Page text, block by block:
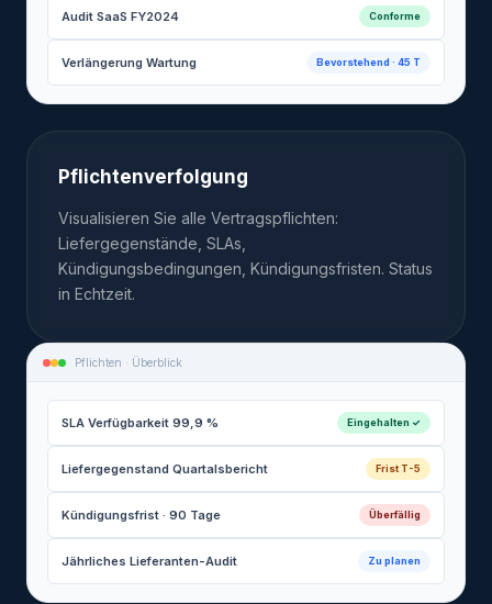
Audit SaaS FY2024 Conforme
Verlängerung Wartung Bevorstehend · 45 T
Pflichtenverfolgung
Visualisieren Sie alle Vertragspflichten:
Liefergegenstände, SLAs,
Kündigungsbedingungen, Kündigungsfristen. Status
in Echtzeit.
Pflichten · Überblick
SLA Verfügbarkeit 99,9 % Eingehalten ✓
Liefergegenstand Quartalsbericht Frist T-5
Kündigungsfrist · 90 Tage Überfällig
Jährliches Lieferanten-Audit Zu planen